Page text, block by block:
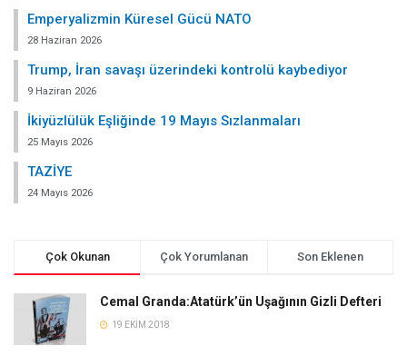
Emperyalizmin Küresel Gücü NATO
28 Haziran 2026
Trump, İran savaşı üzerindeki kontrolü kaybediyor
9 Haziran 2026
İkiyüzlülük Eşliğinde 19 Mayıs Sızlanmaları
25 Mayıs 2026
TAZİYE
24 Mayıs 2026
Çok Okunan Çok Yorumlanan Son Eklenen
Cemal Granda:Atatürk’ün Uşağının Gizli Defteri
19 EKIM 2018